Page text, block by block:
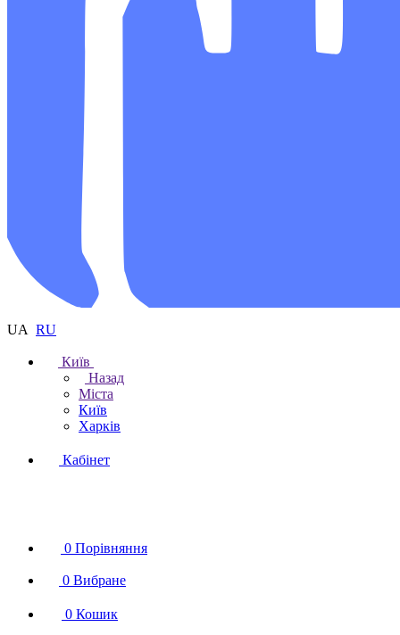
UA RU
Київ
Назад
Міста
Київ
Харків
Кабінет
0 Порівняння
0 Вибране
0 Кошик